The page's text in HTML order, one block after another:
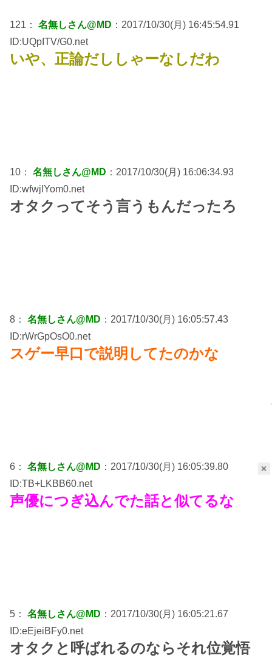
×
121： 名無しさん@MD ：2017/10/30(月) 16:45:54.91
ID:UQpITV/G0.net
いや、正論だししゃーなしだわ
10： 名無しさん@MD ：2017/10/30(月) 16:06:34.93
ID:wfwjlYom0.net
オタクってそう言うもんだったろ
8： 名無しさん@MD ：2017/10/30(月) 16:05:57.43
ID:rWrGpOsO0.net
スゲー早口で説明してたのかな
6： 名無しさん@MD ：2017/10/30(月) 16:05:39.80
ID:TB+LKBB60.net
声優につぎ込んでた話と似てるな
5： 名無しさん@MD ：2017/10/30(月) 16:05:21.67
ID:eEjeiBFy0.net
オタクと呼ばれるのならそれ位覚悟